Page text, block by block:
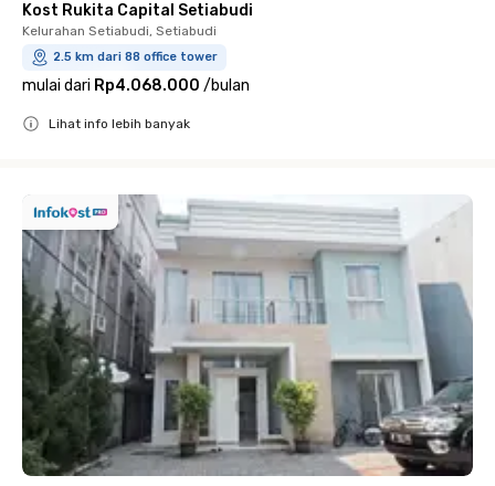
Kost Rukita Capital Setiabudi
Kelurahan Setiabudi, Setiabudi
2.5 km dari 88 office tower
mulai dari Rp4.068.000 /bulan
Lihat info lebih banyak